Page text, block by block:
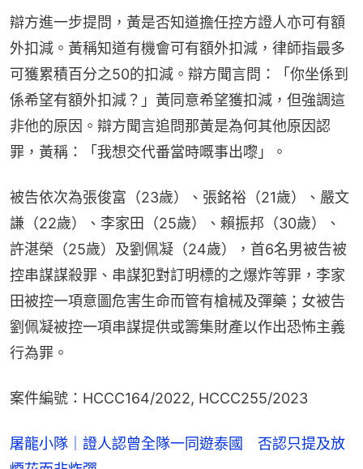
辯方進一步提問，黃是否知道擔任控方證人亦可有額
外扣減。黃稱知道有機會可有額外扣減，律師指最多
可獲累積百分之50的扣減。辯方聞言問：「你坐係到
係希望有額外扣減？」黃同意希望獲扣減，但強調這
非他的原因。辯方聞言追問那黃是為何其他原因認
罪，黃稱：「我想交代番當時嘅事出嚟」。
被告依次為張俊富（23歲）、張銘裕（21歲）、嚴文
謙（22歲）、李家田（25歲）、賴振邦（30歲）、
許湛榮（25歲）及劉佩凝（24歲），首6名男被告被
控串謀謀殺罪、串謀犯對訂明標的之爆炸等罪，李家
田被控一項意圖危害生命而管有槍械及彈藥；女被告
劉佩凝被控一項串謀提供或籌集財產以作出恐怖主義
行為罪。
案件編號：HCCC164/2022, HCCC255/2023
屠龍小隊｜證人認曾全隊一同遊泰國 否認只提及放